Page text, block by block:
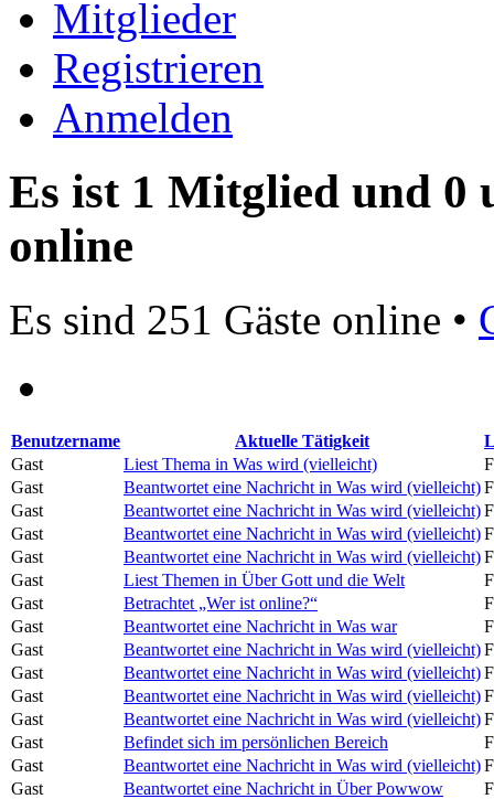
Mitglieder
Registrieren
Anmelden
Es ist 1 Mitglied und 0
online
Es sind 251 Gäste online •
Benutzername Aktuelle Tätigkeit
Gast
Liest Thema in Was wird (vielleicht)
Gast
Beantwortet eine Nachricht in Was wird (vielleicht)
Gast
Beantwortet eine Nachricht in Was wird (vielleicht)
Gast
Beantwortet eine Nachricht in Was wird (vielleicht)
Gast
Beantwortet eine Nachricht in Was wird (vielleicht)
Gast
Liest Themen in Über Gott und die Welt
Gast
Betrachtet „Wer ist online?“
Gast
Beantwortet eine Nachricht in Was war
Gast
Beantwortet eine Nachricht in Was wird (vielleicht)
Gast
Beantwortet eine Nachricht in Was wird (vielleicht)
Gast
Beantwortet eine Nachricht in Was wird (vielleicht)
Gast
Beantwortet eine Nachricht in Was wird (vielleicht)
Gast
Befindet sich im persönlichen Bereich
Gast
Beantwortet eine Nachricht in Was wird (vielleicht)
Gast
Beantwortet eine Nachricht in Über Powwow